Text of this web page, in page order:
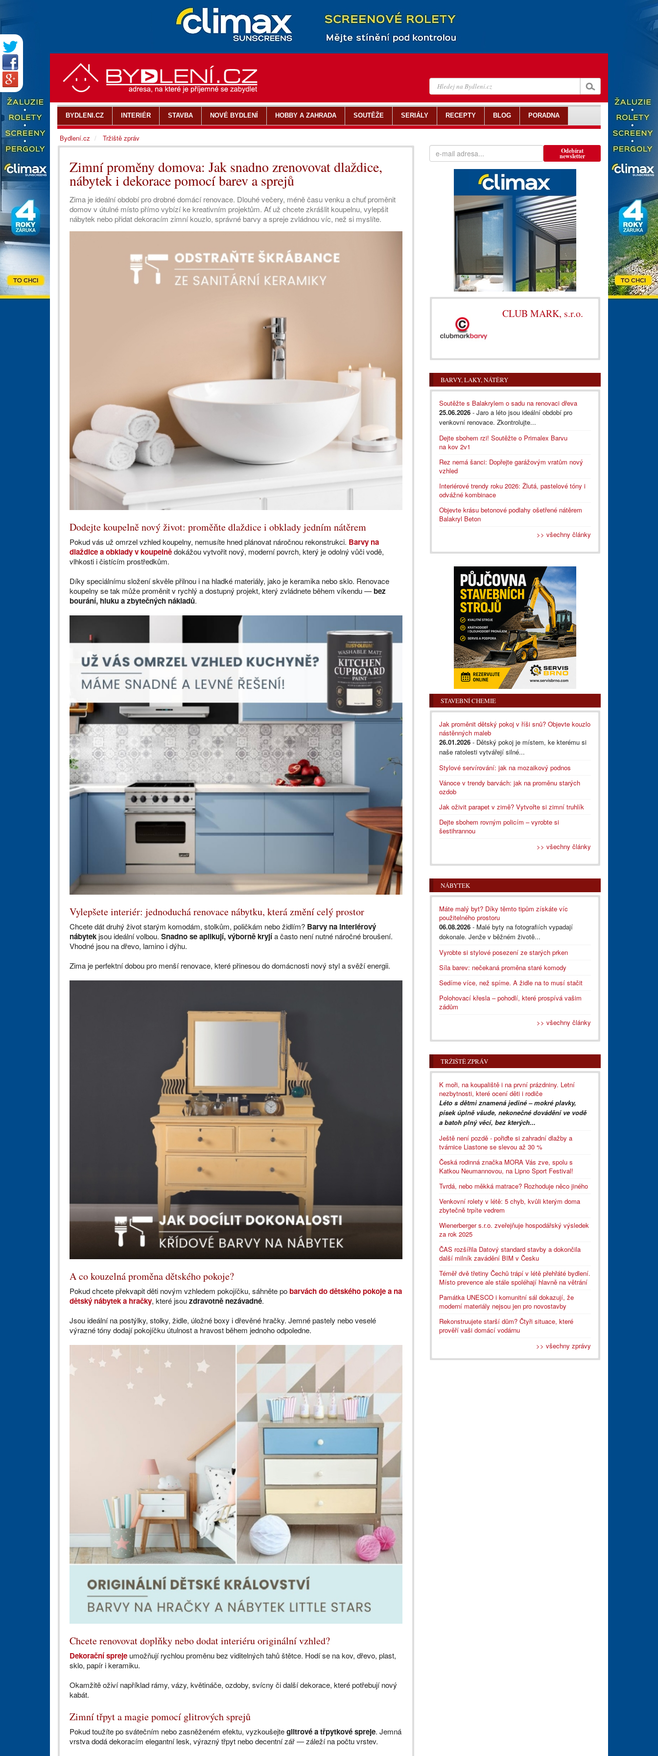
Zimní proměny domova: Jak snadno zrenovovat dlaždice,
nábytek i dekorace pomocí barev a sprejů
Zima je ideální období pro drobné domácí renovace. Dlouhé večery, méně času venku a chuť proměnit
domov v útulné místo přímo vybízí ke kreativním projektům. Ať už chcete zkrášlit koupelnu, vylepšit
nábytek nebo přidat dekoracím zimní kouzlo, správné barvy a spreje zvládnou víc, než si myslíte.
Dodejte koupelně nový život: proměňte dlaždice i obklady jedním nátěrem
Pokud vás už omrzel vzhled koupelny, nemusíte hned plánovat náročnou rekonstrukci. Barvy na
dlaždice a obklady v koupelnědokážou vytvořit nový, moderní povrch, který je odolný vůči vodě,
vlhkosti i čistícím prostředkům.
Díky speciálnímu složení skvěle přilnou i na hladké materiály, jako je keramika nebo sklo. Renovace
koupelny se tak může proměnit v rychlý a dostupný projekt, který zvládnete během víkendu —bez
bourání, hluku a zbytečných nákladů.
Vylepšete interiér: jednoduchá renovace nábytku, která změní celý prostor
Chcete dát druhý život starým komodám, stolkům, poličkám nebo židlím? Barvy na interiérový
nábytek jsou ideální volbou. Snadno se aplikují, výborně kryjía často není nutné náročné broušení.
Vhodné jsou na dřevo, lamino i dýhu.
Zima je perfektní dobou pro menší renovace, které přinesou do domácnosti nový styl a svěží energii.
A co kouzelná proměna dětského pokoje?
Pokud chcete překvapit děti novým vzhledem pokojíčku, sáhněte pobarvách do dětského pokoje a na
dětský nábytek a hračky, které jsouzdravotně nezávadné.
Jsou ideální na postýlky, stolky, židle, úložné boxy i dřevěné hračky. Jemné pastely nebo veselé
výrazné tóny dodají pokojíčku útulnost a hravost během jednoho odpoledne.
Chcete renovovat doplňky nebo dodat interiéru originální vzhled?
Dekorační spreje umožňují rychlou proměnu bez viditelných tahů štětce. Hodí se na kov, dřevo, plast,
sklo, papír i keramiku.
Okamžitě oživí například rámy, vázy, květináče, ozdoby, svícny či další dekorace, které potřebují nový
kabát.
Zimní třpyt a magie pomocí glitrových sprejů
Pokud toužíte po svátečním nebo zasněženém efektu, vyzkoušejteglitrové a třpytkové spreje. Jemná
vrstva dodá dekoracím elegantní lesk, výrazný třpyt nebo decentní zář — záleží na počtu vrstev.
Odebírat
newsletter
CLUB MARK, s.r.o.
BARVY, LAKY, NÁTĚRY
Soutěžte s Balakrylem o sadu na renovaci dřeva
25.06.2026 - Jaro a léto jsou ideální období pro
venkovní renovace. Zkontrolujte...
Dejte sbohem rzi! Soutěžte o Primalex Barvu
na kov 2v1
Rez nemá šanci: Dopřejte garážovým vratům nový
vzhled
Interiérové trendy roku 2026: Žlutá, pastelové tóny i
odvážné kombinace
Objevte krásu betonové podlahy ošetřené nátěrem
Balakryl Beton
>> všechny články
STAVEBNÍ CHEMIE
Jak proměnit dětský pokoj v říši snů? Objevte kouzlo
nástěnných maleb
26.01.2026 - Dětský pokoj je místem, ke kterému si
naše ratolesti vytvářejí silné...
Stylové servírování: jak na mozaikový podnos
Vánoce v trendy barvách: jak na proměnu starých
ozdob
Jak oživit parapet v zimě? Vytvořte si zimní truhlík
Dejte sbohem rovným policím – vyrobte si
šestihrannou
>> všechny články
NÁBYTEK
Máte malý byt? Díky těmto tipům získáte víc
použitelného prostoru
06.08.2026 - Malé byty na fotografiích vypadají
dokonale. Jenže v běžném životě...
Vyrobte si stylové posezení ze starých prken
Síla barev: nečekaná proměna staré komody
Sedíme více, než spíme. A židle na to musí stačit
Polohovací křesla – pohodlí, které prospívá vašim
zádům
>> všechny články
TRŽIŠTĚ ZPRÁV
K moři, na koupaliště i na první prázdniny. Letní
nezbytnosti, které ocení děti i rodiče
Léto s dětmi znamená jediné – mokré plavky,
písek úplně všude, nekonečné dovádění ve vodě
a batoh plný věcí, bez kterých...
Ještě není pozdě - pořiďte si zahradní dlažby a
tvárnice Liastone se slevou až 30 %
Česká rodinná značka MORA Vás zve, spolu s
Katkou Neumannovou, na Lipno Sport Festival!
Tvrdá, nebo měkká matrace? Rozhoduje něco jiného
Venkovní rolety v létě: 5 chyb, kvůli kterým doma
zbytečně trpíte vedrem
Wienerberger s.r.o. zveřejňuje hospodářský výsledek
za rok 2025
ČAS rozšířila Datový standard stavby a dokončila
další milník zavádění BIM v Česku
Téměř dvě třetiny Čechů trápí v létě přehřáté bydlení.
Místo prevence ale stále spoléhají hlavně na větrání
Památka UNESCO i komunitní sál dokazují, že
moderní materiály nejsou jen pro novostavby
Rekonstruujete starší dům? Čtyři situace, které
prověří vaši domácí vodárnu
>> všechny zprávy
BYDLENI.CZ INTERIÉR STAVBA NOVÉ BYDLENÍ HOBBY A ZAHRADA SOUTĚŽE SERIÁLY RECEPTY BLOG PORADNA
Bydlení.cz Tržiště zpráv